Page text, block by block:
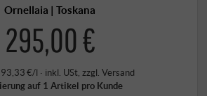
Ornellaia | Toskana
295,00 €
€/l · inkl. USt, zzgl. Versand
auf 1 Artikel pro Kunde